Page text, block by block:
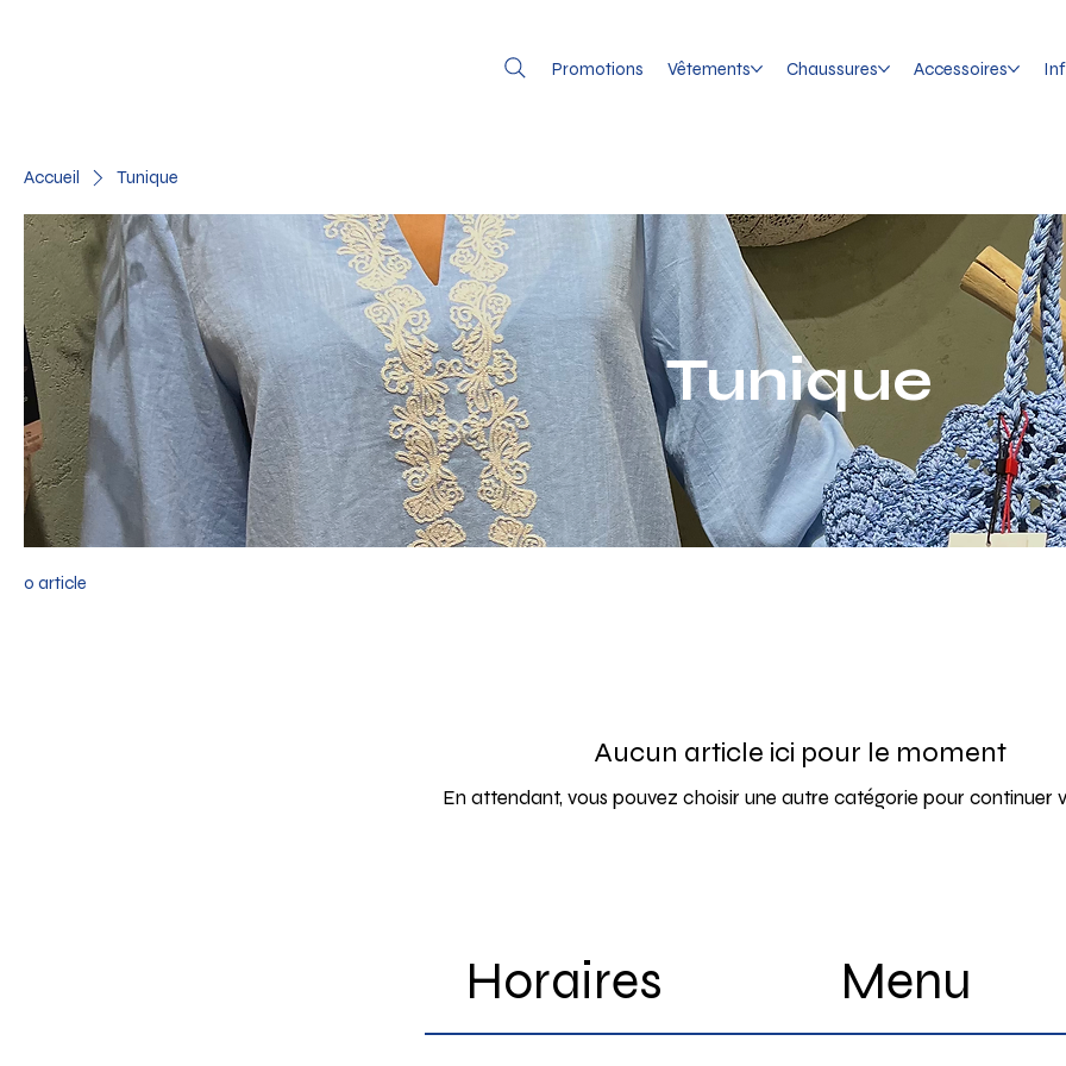
Promotions Vêtements Chaussures Accessoires
Accueil Tunique
Tunique
0 article
Aucun article ici pour le moment
En attendant, vous pouvez choisir une autre catégorie pour continuer
Horaires Menu